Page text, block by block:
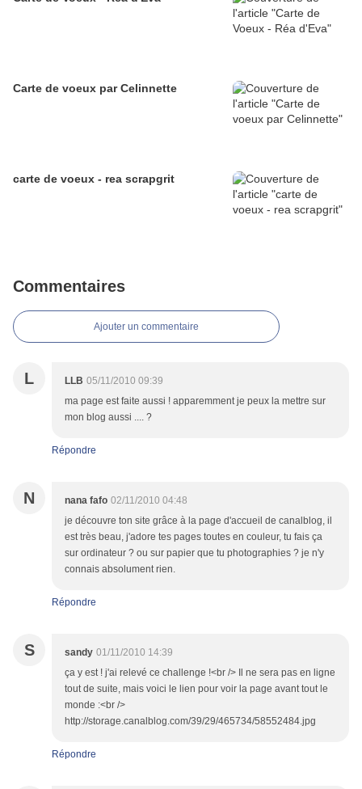
Carte de voeux par Celinnette
carte de voeux - rea scrapgrit
Commentaires
Ajouter un commentaire
L LLB 05/11/2010 09:39
ma page est faite aussi ! apparemment je peux la mettre sur
mon blog aussi .... ?
Répondre
N nana fafo 02/11/2010 04:48
je découvre ton site grâce à la page d'accueil de canalblog, il
est très beau, j'adore tes pages toutes en couleur, tu fais ça
sur ordinateur ? ou sur papier que tu photographies ? je n'y
connais absolument rien.
Répondre
S sandy 01/11/2010 14:39
ça y est ! j'ai relevé ce challenge !<br /> Il ne sera pas en ligne
tout de suite, mais voici le lien pour voir la page avant tout le
monde :<br />
http://storage.canalblog.com/39/29/465734/58552484.jpg
Répondre